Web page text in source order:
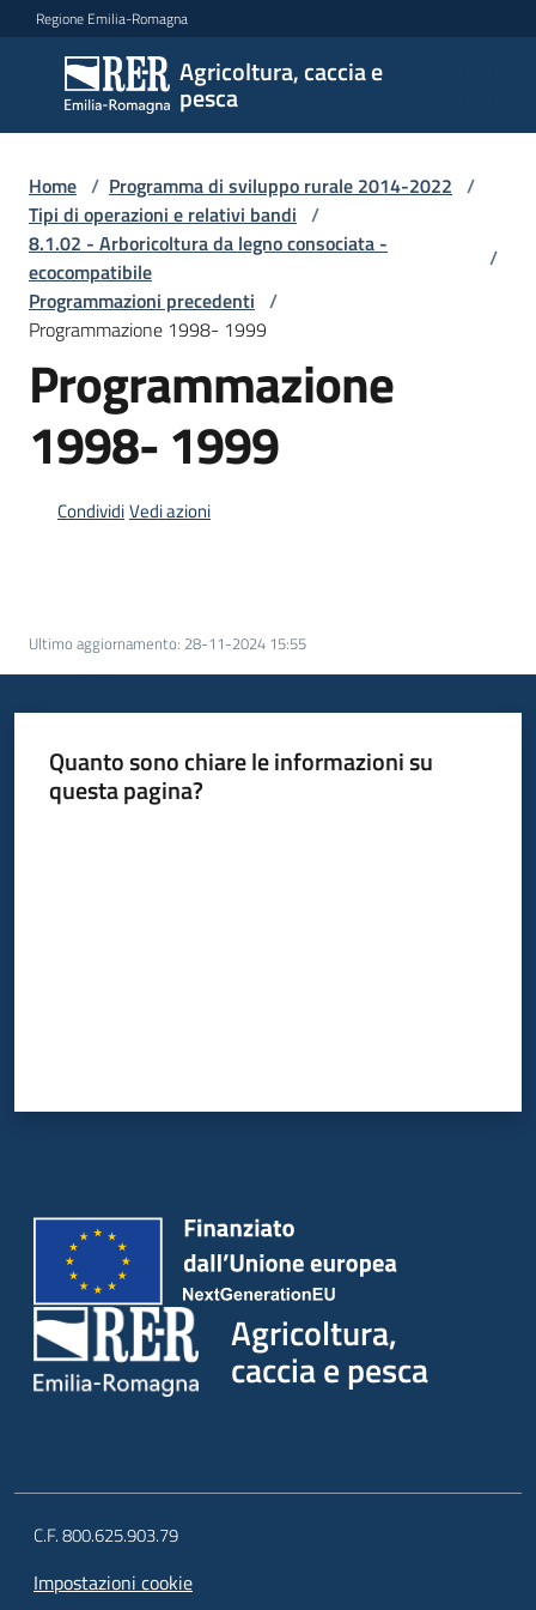
Vai al contenuto
Vai alla navigazione
Vai al footer
Regione Emilia-Romagna
Agricoltura, caccia e
pesca
Agricoltura,
caccia e
pesca
Argomenti
Novità
Servizi
Leggi
programmi
progetti
Home / Programma di sviluppo rurale 2014-2022 /
Tipi di operazioni e relativi bandi /
8.1.02 - Arboricoltura da legno consociata -
ecocompatibile
/
Programmazioni precedenti /
Programmazione 1998- 1999
Programmazione
1998- 1999
CondividiVedi azioni
Ultimo aggiornamento: 28-11-2024 15:55
Quanto sono chiare le informazioni su
questa pagina?
Agricoltura,
caccia e pesca
C.F. 800.625.903.79
Impostazioni cookie